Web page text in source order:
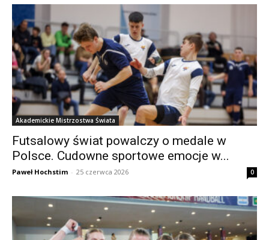
Akademickie Mistrzostwa Świata
Futsalowy świat powalczy o medale w
Polsce. Cudowne sportowe emocje w...
Paweł Hochstim - 25 czerwca 2026 0